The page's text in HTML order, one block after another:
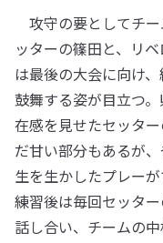
攻守の要としてチ
ッターの篠田と、リ
は最後の大会に向け
鼓舞する姿が目立つ
在感を見せたセッタ
だ甘い部分もあるが
生を生かしたプレー
練習後は毎回セッタ
話し合い、チームの